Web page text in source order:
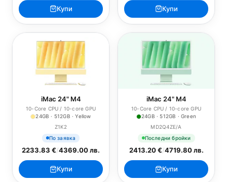
Купи Купи
iMac 24" M4
10-Core CPU / 10-core GPU
24GB · 512GB · Yellow
Z1K2
По заявка
2233.83 €/4369.00 лв.
Купи
iMac 24" M4
10-Core CPU / 10-core GPU
24GB · 512GB · Green
MD2Q4ZE/A
Последни бройки
2413.20 €/4719.80 лв.
Купи